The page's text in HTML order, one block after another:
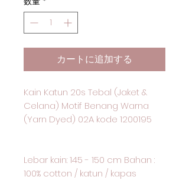
カートに追加する
Kain Katun 20s Tebal (Jaket &
Celana) Motif Benang Warna
(Yarn Dyed) 02A kode 1200195
Lebar kain: 145 - 150 cm Bahan :
100% cotton / katun / kapas